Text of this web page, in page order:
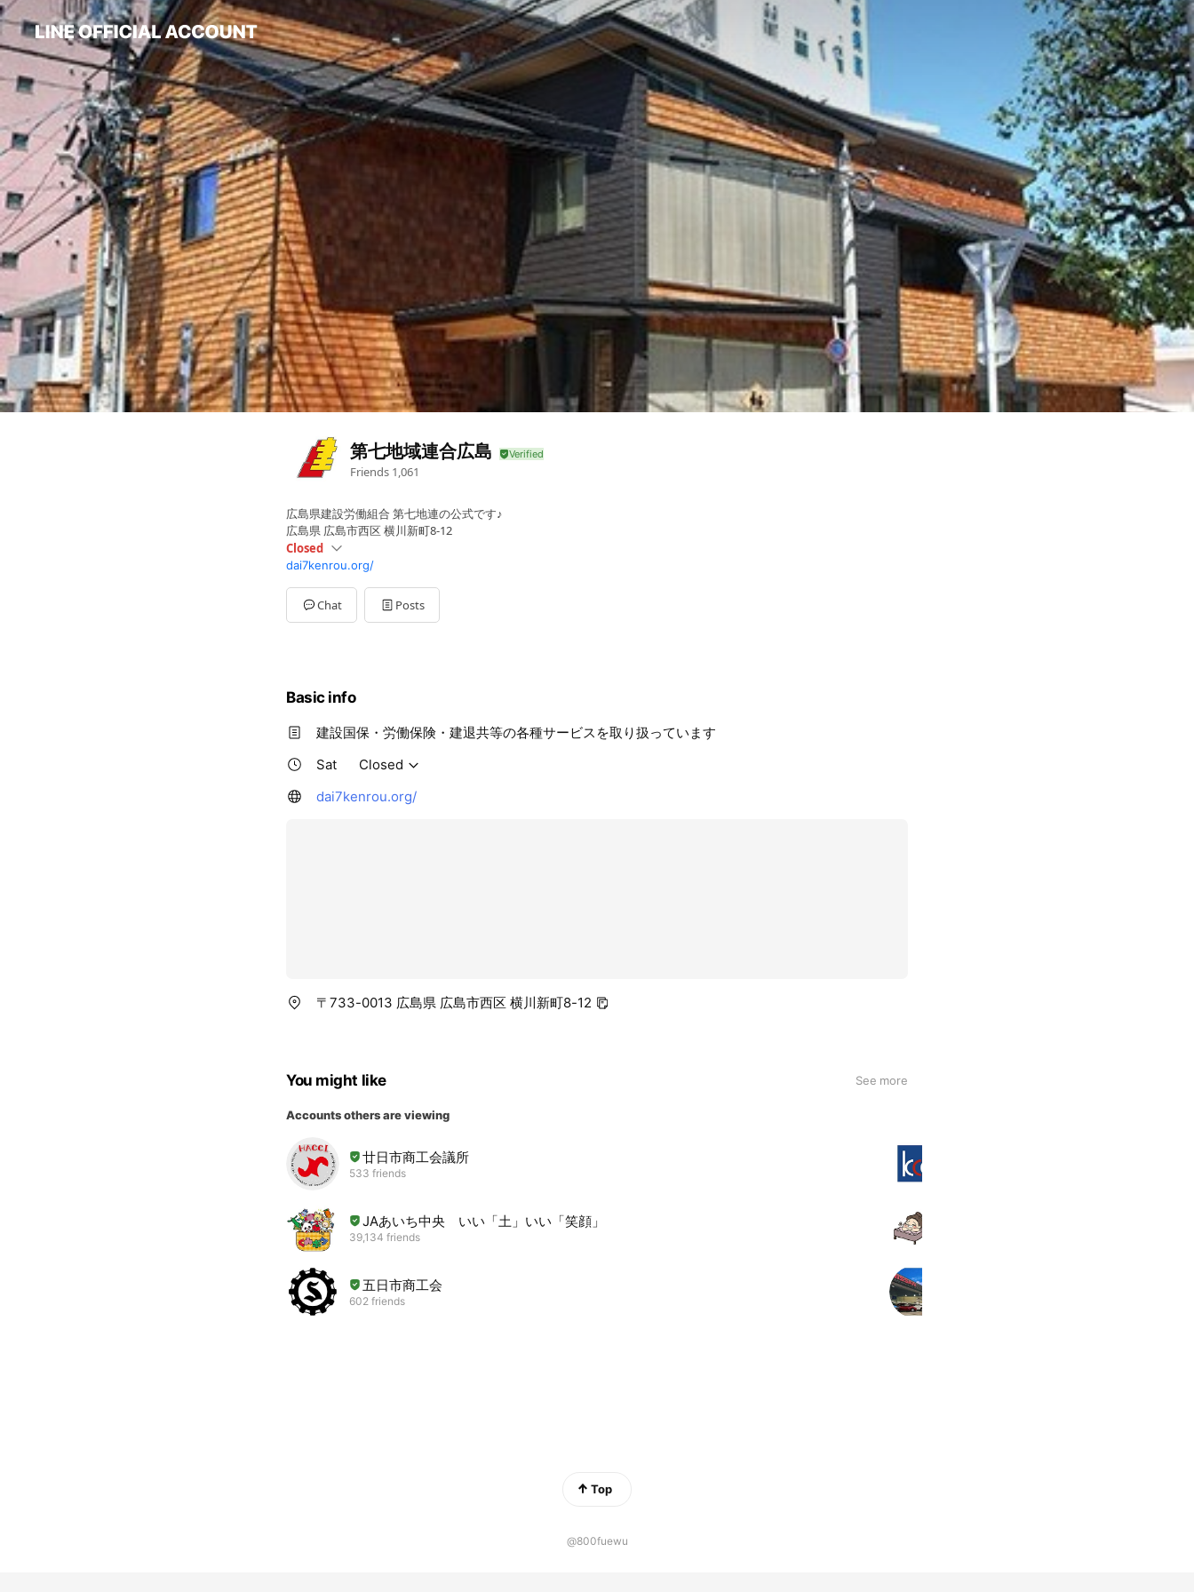
第七地域連合広島
Friends 1,061
広島県建設労働組合 第七地連の公式です♪
広島県 広島市西区 横川新町8-12
Closed
SunClosed
Mon08:30 - 17:00
Tue08:30 - 17:00
Wed08:30 - 17:00
dai7kenrou.org/
Chat Posts
Basic info
建設国保・労働保険・建退共等の各種サービスを取り扱っています
Sat
Closed
dai7kenrou.org/
〒733-0013 広島県 広島市西区 横川新町8-12
You might like See more
Accounts others are viewing
廿日市商工会議所
533 friends
JAあいち中央 いい「土」いい「笑顔」
39,134 friends
五日市商工会
602 friends
Top
@800fuewu